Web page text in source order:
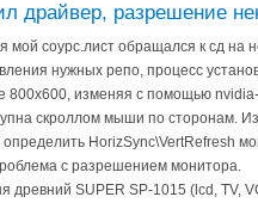
драйвер, разрешение
мой соурс.лист обращался к сд на
нужных репо, процесс
800х600, изменяя с помощью
скроллом мыши по сторонам.
HorizSync\VertRefresh
с разрешением монитора.
древний SUPER SP-1015 (lcd, TV,